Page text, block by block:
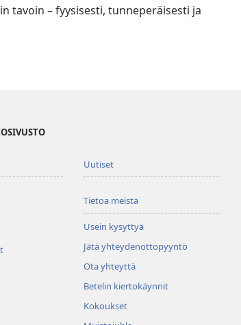
tavoin – fyysisesti, tunneperäisesti ja
Uutiset
Tietoa meistä
Usein kysyttyä
Jätä yhteydenottopyyntö
Ota yhteyttä
Betelin kiertokäynnit
Kokoukset